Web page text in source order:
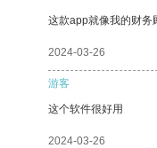
这款app就像我的财务
2024-03-26
游客
这个软件很好用
2024-03-26